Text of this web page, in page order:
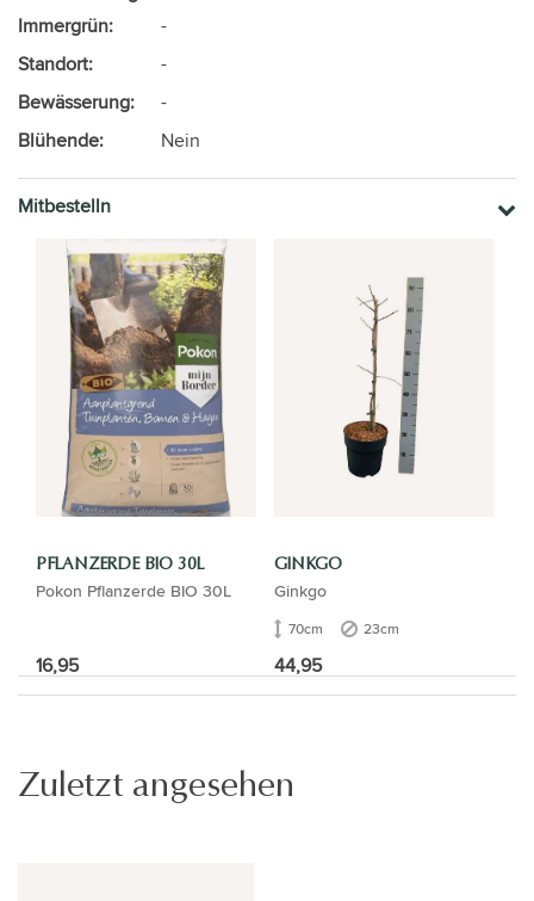
Immergrün:
-
Standort:
-
Bewässerung:
-
Blühende:
Nein
Mitbestelln
PFLANZERDE BIO 30L
Pokon Pflanzerde BIO 30L
16,95
GINKGO
Ginkgo
70cm 23cm
44,95
Zuletzt angesehen